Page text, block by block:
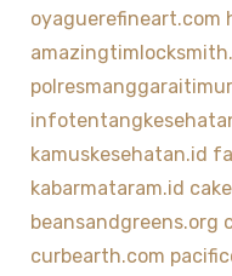
oyaguerefineart.com
kamuskesehatan.id
kabarmataram.id
beansandgreens.org
curbearth.com